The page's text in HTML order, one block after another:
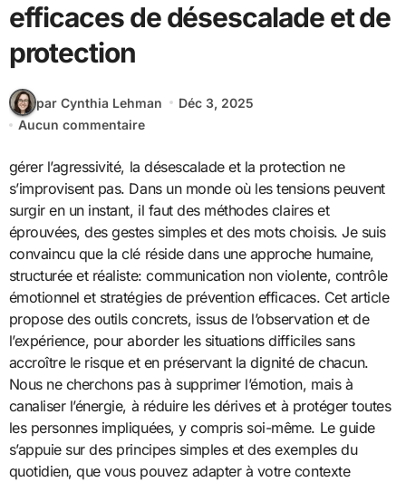
efficaces de désescalade et de
protection
par Cynthia Lehman
Déc 3, 2025
Aucun commentaire
gérer l’agressivité, la désescalade et la protection ne
s’improvisent pas. Dans un monde où les tensions peuvent
surgir en un instant, il faut des méthodes claires et
éprouvées, des gestes simples et des mots choisis. Je suis
convaincu que la clé réside dans une approche humaine,
structurée et réaliste: communication non violente, contrôle
émotionnel et stratégies de prévention efficaces. Cet article
propose des outils concrets, issus de l’observation et de
l’expérience, pour aborder les situations difficiles sans
accroître le risque et en préservant la dignité de chacun.
Nous ne cherchons pas à supprimer l’émotion, mais à
canaliser l’énergie, à réduire les dérives et à protéger toutes
les personnes impliquées, y compris soi-même. Le guide
s’appuie sur des principes simples et des exemples du
quotidien, que vous pouvez adapter à votre contexte